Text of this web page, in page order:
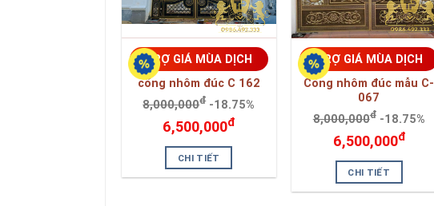
TRỢ GIÁ MÙA DỊCH
cổng nhôm đúc C 162
8,000,000đ -18.75%
6,500,000đ
CHI TIẾT
TRỢ GIÁ MÙA DỊCH
Cổng nhôm đúc mẫu C-
067
8,000,000đ -18.75%
6,500,000đ
CHI TIẾT